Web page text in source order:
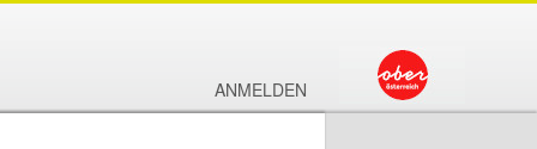
ANMELDEN